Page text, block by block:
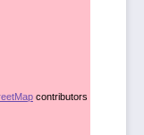
contributors